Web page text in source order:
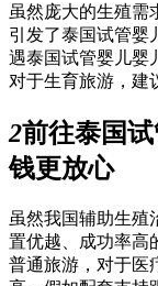
虽然庞大的生殖需
引发了泰国试管婴
遇泰国试管婴儿婴
对于生育旅游，建
2前往泰国
钱更放心
虽然我国辅助生殖
置优越、成功率高
普通旅游，对于医